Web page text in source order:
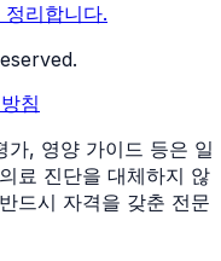
리합니다.
침
, 영양 가이드 등은 일
료 진단을 대체하지 않
드시 자격을 갖춘 전문